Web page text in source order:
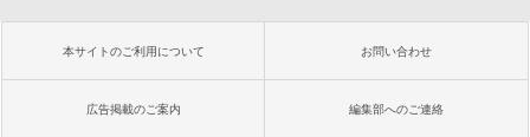
本サイトのご利用について お問い合わせ
広告掲載のご案内 編集部へのご連絡